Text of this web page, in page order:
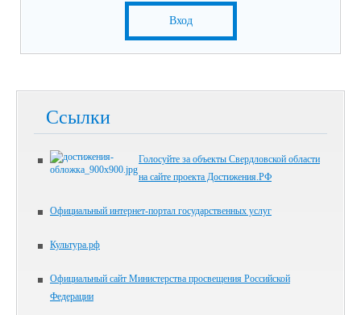
Вход
Ссылки
Голосуйте за объекты Свердловской области
на сайте проекта Достижения.РФ
Официальный интернет-портал государственных услуг
Культура.рф
Официальный сайт Министерства просвещения Российской
Федерации